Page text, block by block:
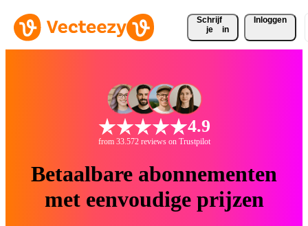
Schrijf
je
in
Inloggen
4.9
from 33.572 reviews on Trustpilot
Betaalbare abonnementen
met eenvoudige prijzen